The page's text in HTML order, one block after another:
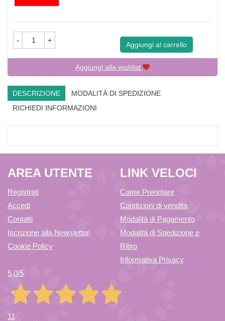
- +
Aggiungi al carrello
Aggiungi alla wishlist
DESCRIZIONE
MODALITÀ DI SPEDIZIONE
RICHIEDI INFORMAZIONI
AREA UTENTE
Registrati
Accedi
Contatti
Iscrizione alla Newsletter
Cookie Policy
LINK VELOCI
Come Prenotare
Condizioni di vendita
Modalità di Pagamento
Modalità di Spedizione e
Ritiro
Informativa Privacy
5,0/5
11